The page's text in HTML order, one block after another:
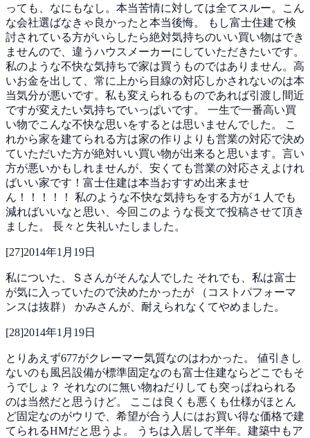
っても、なにもなし。本当苦情に対しては全てスルー。こん
な会社選ばなきゃ良かったと本当後悔。
もし富士住建で検
討されている方がいらしたら絶対気持ちのいい買い物はでき
ませんので、違うハウスメーカーにしていただきたいです。
私のような不快な気持ちで家は買うものではありません。高
いお金を出して、常に上から目線の対応しかされないのは本
当気分が悪いです。私も変えられるものであれば引渡し間近
ですが変えたい気持ちでいっぱいです。 一生で一番高い買
い物でこんな不快な思いをするとは思いませんでした。
こ
れから家を建てられる方は家の作りよりも営業の対応で決め
ていただいた方が絶対いい買い物が出来ると思います。言い
方が悪いかもしれませんが、安くても営業の対応さえよけれ
ばいい家です！富士住建は本当おすすめ出来ませ
ん！！！！！ 私のような不快な気持ちをする方が１人でも
減ればいいなと思い、今回このような長文で投稿させて頂き
ました。 長々と失礼いたしました。
[27]2014年1月19日
私についた、Ｓさんがそんな人でした それでも、私は富士
が気に入っていたので決めたかったが
（コストパフォーマ
ンスは抜群） かみさんが、耐えられなくてやめました。
[28]2014年1月19日
とりあえず677がクレーマー気質なのはわかった。 値引きし
ないのも風呂設備が標準固定なのも富士住建ならどこでもそ
うでしょ？ それなのに無い物ねだりしても突っぱねられる
のは当然だと思うけど。
ここは良くも悪くも仕様がほとん
ど固定なのがウリで、希望が合う人にはお買い得な価格で建
てられるHMだと思うよ。
うちは入居して半年。建築中もア